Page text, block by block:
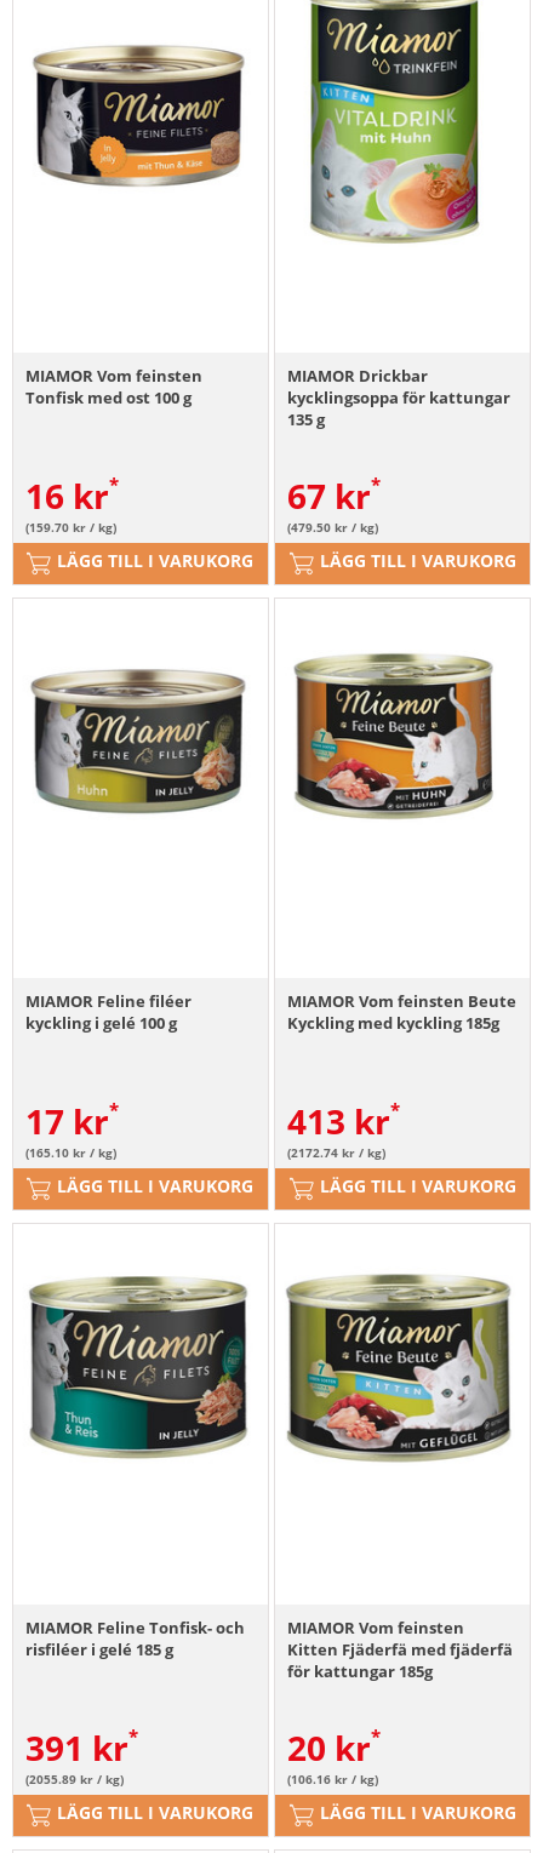
MIAMOR Vom feinsten
Tonfisk med ost 100 g
16 kr
(159.70 kr / kg)
LÄGG TILL I VARUKORG
MIAMOR Drickbar
kycklingsoppa för kattungar
135 g
67 kr
(479.50 kr / kg)
LÄGG TILL I VARUKORG
MIAMOR Feline filéer
kyckling i gelé 100 g
17 kr
(165.10 kr / kg)
LÄGG TILL I VARUKORG
MIAMOR Vom feinsten Beute
Kyckling med kyckling 185g
413 kr
(2172.74 kr / kg)
LÄGG TILL I VARUKORG
MIAMOR Feline Tonfisk- och
risfiléer i gelé 185 g
391 kr
(2055.89 kr / kg)
LÄGG TILL I VARUKORG
MIAMOR Vom feinsten
Kitten Fjäderfä med fjäderfä
för kattungar 185g
20 kr
(106.16 kr / kg)
LÄGG TILL I VARUKORG